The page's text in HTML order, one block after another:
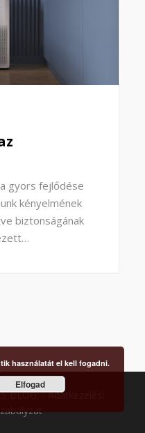
gyors fejlődése
kényelmének
biztonságának
BLOG. -Adatkezelési
használatát el kell fogadni.
Elfogad